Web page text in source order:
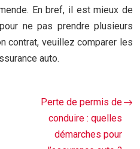
En bref, il est mieux de
ne pas prendre plusieurs
contrat, veuillez comparer les
auto.
Perte de permis de
conduire : quelles
démarches pour